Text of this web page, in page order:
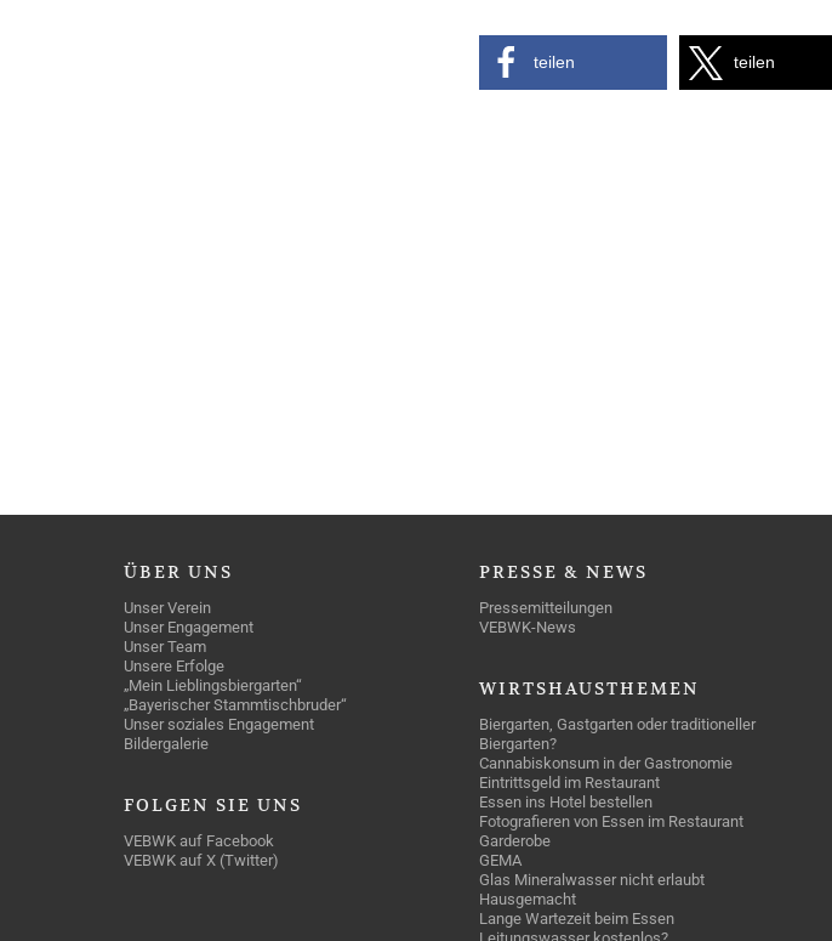
teilen teilen
ÜBER UNS
Unser Verein
Unser Engagement
Unser Team
Unsere Erfolge
„Mein Lieblingsbiergarten“
„Bayerischer Stammtischbruder“
Unser soziales Engagement
Bildergalerie
FOLGEN SIE UNS
VEBWK auf Facebook
VEBWK auf X (Twitter)
PRESSE & NEWS
Pressemitteilungen
VEBWK-News
WIRTSHAUSTHEMEN
Biergarten, Gastgarten oder traditioneller
Biergarten?
Cannabiskonsum in der Gastronomie
Eintrittsgeld im Restaurant
Essen ins Hotel bestellen
Fotografieren von Essen im Restaurant
Garderobe
GEMA
Glas Mineralwasser nicht erlaubt
Hausgemacht
Lange Wartezeit beim Essen